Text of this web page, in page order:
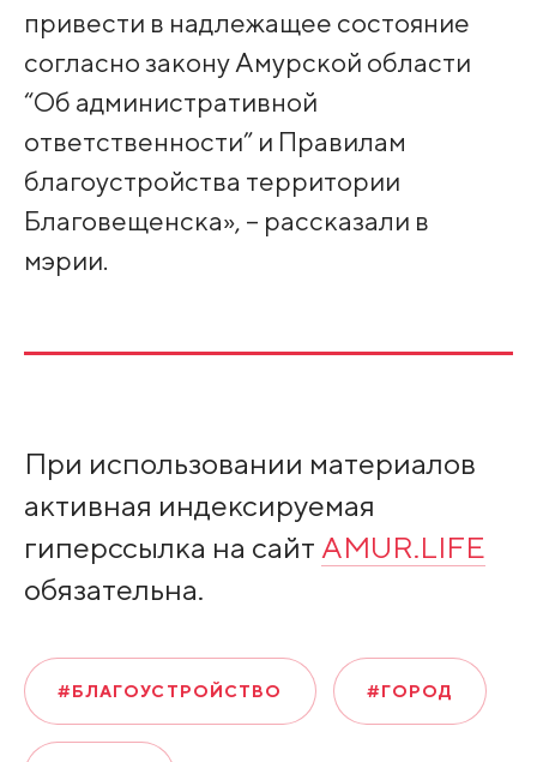
привести в надлежащее состояние
согласно закону Амурской области
“Об административной
ответственности” и Правилам
благоустройства территории
Благовещенска», – рассказали в
мэрии.
При использовании материалов
активная индексируемая
гиперссылка на сайт AMUR.LIFE
обязательна.
#БЛАГОУСТРОЙСТВО #ГОРОД